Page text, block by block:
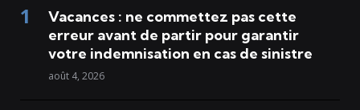
Vacances : ne commettez pas cette
erreur avant de partir pour garantir
votre indemnisation en cas de sinistre
août 4, 2026